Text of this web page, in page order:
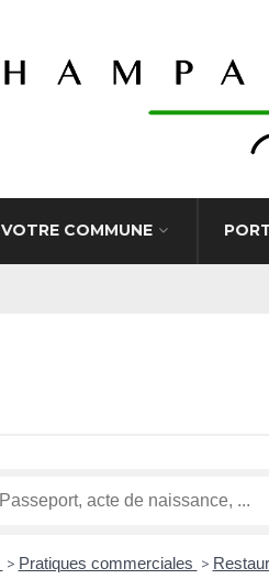
VOTRE COMMUNE
> Pratiques commerciales >